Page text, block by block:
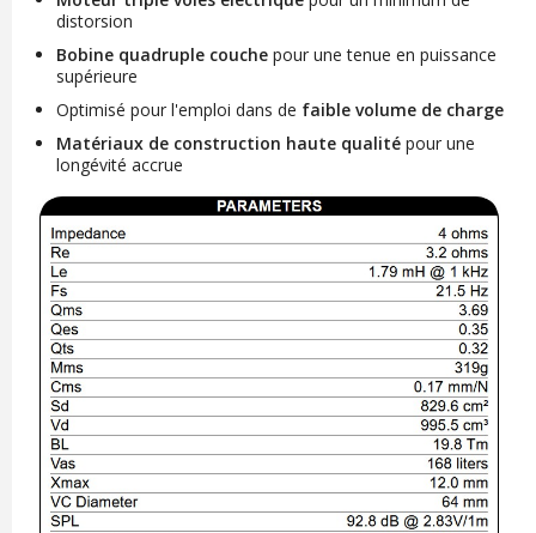
distorsion
Bobine quadruple couche pour une tenue en puissance
supérieure
Optimisé pour l'emploi dans de faible volume de charge
Matériaux de construction haute qualité pour une
longévité accrue